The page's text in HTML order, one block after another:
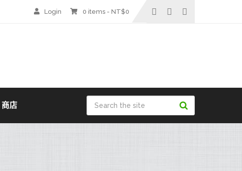
Login 0 items - NT$0
商店